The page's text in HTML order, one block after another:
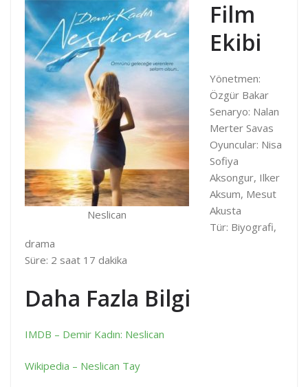
Neslican
Film
Ekibi
Yönetmen:
Özgür Bakar
Senaryo: Nalan
Merter Savas
Oyuncular: Nisa
Sofiya
Aksongur, Ilker
Aksum, Mesut
Akusta
Tür: Biyografi,
drama
Süre: 2 saat 17 dakika
Daha Fazla Bilgi
IMDB – Demir Kadın: Neslican
Wikipedia – Neslican Tay